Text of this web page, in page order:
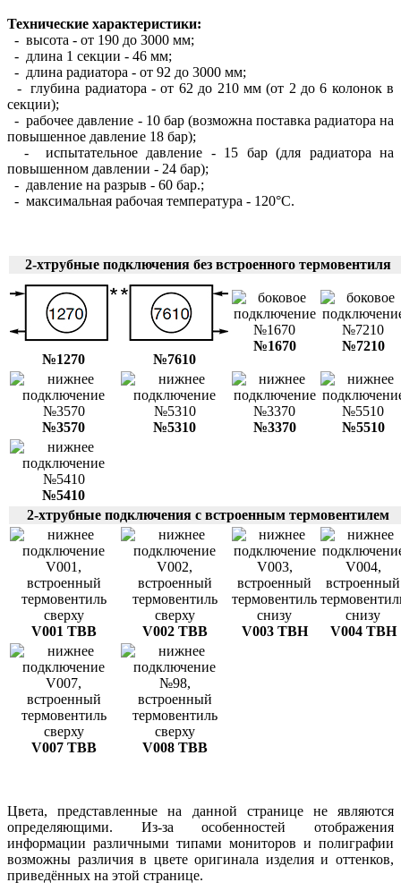
Технические характеристики:
- высота - от 190 до 3000 мм;
- длина 1 секции - 46 мм;
- длина радиатора - от 92 до 3000 мм;
- глубина радиатора - от 62 до 210 мм (от 2 до 6 колонок в
секции);
- рабочее давление - 10 бар (возможна поставка радиатора на
повышенное давление 18 бар);
- испытательное давление - 15 бар (для радиатора на
повышенном давлении - 24 бар);
- давление на разрыв - 60 бар.;
- максимальная рабочая температура - 120°С.
2-хтрубные подключения без встроенного термовентиля
№1270 №7610
№1670 №7210
№3570 №5310 №3370 №5510
№5410
2-хтрубные подключения с встроенным термовентилем
V001 ТВВ V002 ТВВ V003 ТВН V004 ТВН
V007 ТВВ V008 ТВВ
Цвета, представленные на данной странице не являются
определяющими. Из-за особенностей отображения
информации различными типами мониторов и полиграфии
возможны различия в цвете оригинала изделия и оттенков,
приведённых на этой странице.